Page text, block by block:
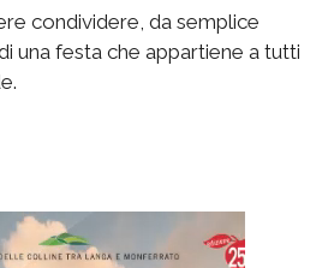
condividere, da semplice
una festa che appartiene a tutti